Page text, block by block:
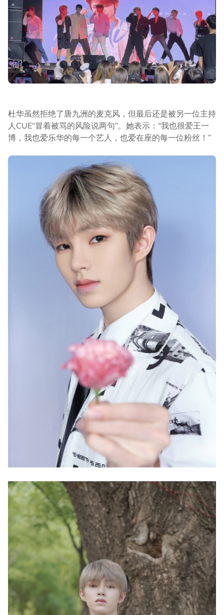
杜华虽然拒绝了唐九洲的麦克风，但最后还是被另一位主持
人CUE“冒着被骂的风险说两句”。她表示：“我也很爱王一
博，我也爱乐华的每一个艺人，也爱在座的每一位粉丝！”